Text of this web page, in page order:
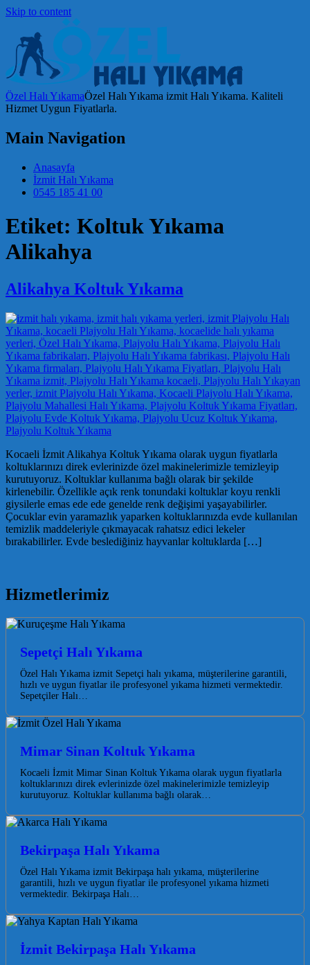
Skip to content
Özel Halı YıkamaÖzel Halı Yıkama izmit Halı Yıkama. Kaliteli
Hizmet Uygun Fiyatlarla.
Main Navigation
Anasayfa
İzmit Halı Yıkama
0545 185 41 00
Etiket: Koltuk Yıkama
Alikahya
Alikahya Koltuk Yıkama
Kocaeli İzmit Alikahya Koltuk Yıkama olarak uygun fiyatlarla
koltuklarınızı direk evlerinizde özel makinelerimizle temizleyip
kurutuyoruz. Koltuklar kullanıma bağlı olarak bir şekilde
kirlenebilir. Özellikle açık renk tonundaki koltuklar koyu renkli
giysilerle emas ede ede genelde renk değişimi yaşayabilirler.
Çocuklar evin yaramazlık yaparken koltuklarınızda evde kullanılan
temizlik maddeleriyle çıkmayacak rahatsız edici lekeler
bırakabilirler. Evde beslediğiniz hayvanlar koltuklarda […]
Hizmetlerimiz
Sepetçi Halı Yıkama
Özel Halı Yıkama izmit Sepetçi halı yıkama, müşterilerine garantili,
hızlı ve uygun fiyatlar ile profesyonel yıkama hizmeti vermektedir.
Sepetçiler Halı…
Mimar Sinan Koltuk Yıkama
Kocaeli İzmit Mimar Sinan Koltuk Yıkama olarak uygun fiyatlarla
koltuklarınızı direk evlerinizde özel makinelerimizle temizleyip
kurutuyoruz. Koltuklar kullanıma bağlı olarak…
Bekirpaşa Halı Yıkama
Özel Halı Yıkama izmit Bekirpaşa halı yıkama, müşterilerine
garantili, hızlı ve uygun fiyatlar ile profesyonel yıkama hizmeti
vermektedir. Bekirpaşa Halı…
İzmit Bekirpaşa Halı Yıkama